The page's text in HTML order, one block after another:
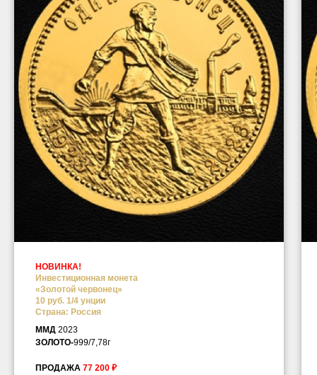
НОВИНКА!
Инвестиционная монета
«Золотой червонец»
10 руб. 1/4 унции
Страна: Россия
ММД 2023
ЗОЛОТО-999/7,78г
ПРОДАЖА 77 200 ₽